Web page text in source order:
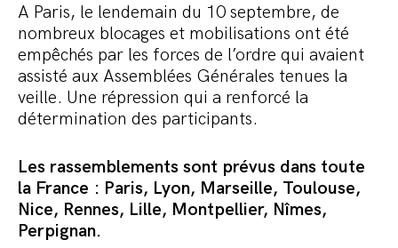
A Paris, le lendemain du 10 septembre, de
nombreux blocages et mobilisations ont été
empêchés par les forces de l’ordre qui avaient
assisté aux Assemblées Générales tenues la
veille. Une répression qui a renforcé la
détermination des participants.
Les rassemblements sont prévus dans toute
la France : Paris, Lyon, Marseille, Toulouse,
Nice, Rennes, Lille, Montpellier, Nîmes,
Perpignan.